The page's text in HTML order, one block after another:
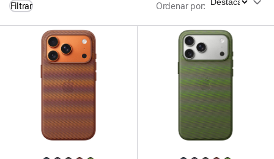
Filtrar Ordenar por: Ordenar por